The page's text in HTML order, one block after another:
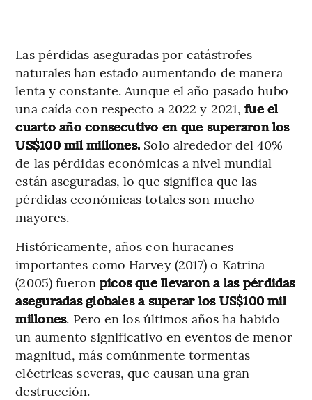
Las pérdidas aseguradas por catástrofes
naturales han estado aumentando de manera
lenta y constante. Aunque el año pasado hubo
una caída con respecto a 2022 y 2021,fue el
cuarto año consecutivo en que superaron los
US$100 mil millones. Solo alrededor del 40%
de las pérdidas económicas a nivel mundial
están aseguradas, lo que significa que las
pérdidas económicas totales son mucho
mayores.
Históricamente, años con huracanes
importantes como Harvey (2017) o Katrina
(2005) fueron picos que llevaron a las pérdidas
aseguradas globales a superar los US$100 mil
millones. Pero en los últimos años ha habido
un aumento significativo en eventos de menor
magnitud, más comúnmente tormentas
eléctricas severas, que causan una gran
destrucción.